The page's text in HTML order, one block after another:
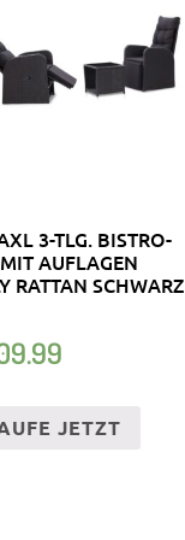
3-TLG. BISTRO-
AUFLAGEN
RATTAN SCHWARZ
JETZT